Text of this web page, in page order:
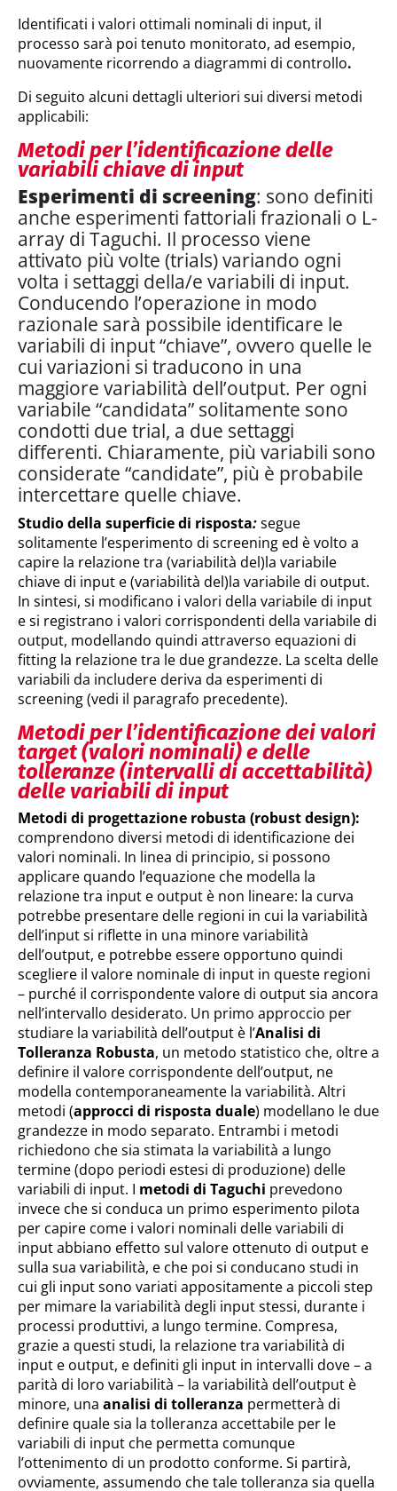
Identificati i valori ottimali nominali di input, il
processo sarà poi tenuto monitorato, ad esempio,
nuovamente ricorrendo a diagrammi di controllo.
Di seguito alcuni dettagli ulteriori sui diversi metodi
applicabili:
Metodi per l’identificazione delle
variabili chiave di input
Esperimenti di screening: sono definiti
anche esperimenti fattoriali frazionali o L-
array di Taguchi. Il processo viene
attivato più volte (trials) variando ogni
volta i settaggi della/e variabili di input.
Conducendo l’operazione in modo
razionale sarà possibile identificare le
variabili di input “chiave”, ovvero quelle le
cui variazioni si traducono in una
maggiore variabilità dell’output. Per ogni
variabile “candidata” solitamente sono
condotti due trial, a due settaggi
differenti. Chiaramente, più variabili sono
considerate “candidate”, più è probabile
intercettare quelle chiave.
Studio della superficie di risposta:segue
solitamente l’esperimento di screening ed è volto a
capire la relazione tra (variabilità del)la variabile
chiave di input e (variabilità del)la variabile di output.
In sintesi, si modificano i valori della variabile di input
e si registrano i valori corrispondenti della variabile di
output, modellando quindi attraverso equazioni di
fitting la relazione tra le due grandezze. La scelta delle
variabili da includere deriva da esperimenti di
screening (vedi il paragrafo precedente).
Metodi per l’identificazione dei valori
target (valori nominali) e delle
tolleranze (intervalli di accettabilità)
delle variabili di input
Metodi di progettazione robusta (robust design):
comprendono diversi metodi di identificazione dei
valori nominali. In linea di principio, si possono
applicare quando l’equazione che modella la
relazione tra input e output è non lineare: la curva
potrebbe presentare delle regioni in cui la variabilità
dell’input si riflette in una minore variabilità
dell’output, e potrebbe essere opportuno quindi
scegliere il valore nominale di input in queste regioni
– purché il corrispondente valore di output sia ancora
nell’intervallo desiderato. Un primo approccio per
studiare la variabilità dell’output è l’Analisi di
Tolleranza Robusta, un metodo statistico che, oltre a
definire il valore corrispondente dell’output, ne
modella contemporaneamente la variabilità. Altri
metodi (approcci di risposta duale) modellano le due
grandezze in modo separato. Entrambi i metodi
richiedono che sia stimata la variabilità a lungo
termine (dopo periodi estesi di produzione) delle
variabili di input. I metodi di Taguchi prevedono
invece che si conduca un primo esperimento pilota
per capire come i valori nominali delle variabili di
input abbiano effetto sul valore ottenuto di output e
sulla sua variabilità, e che poi si conducano studi in
cui gli input sono variati appositamente a piccoli step
per mimare la variabilità degli input stessi, durante i
processi produttivi, a lungo termine. Compresa,
grazie a questi studi, la relazione tra variabilità di
input e output, e definiti gli input in intervalli dove – a
parità di loro variabilità – la variabilità dell’output è
minore, una analisi di tolleranza permetterà di
definire quale sia la tolleranza accettabile per le
variabili di input che permetta comunque
l’ottenimento di un prodotto conforme. Si partirà,
ovviamente, assumendo che tale tolleranza sia quella